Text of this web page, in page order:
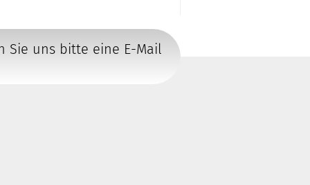
Sie uns bitte eine E-Mail